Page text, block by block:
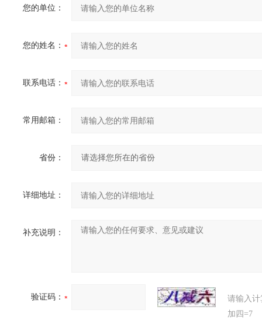
您的单位：
您的姓名：
联系电话：
常用邮箱：
省份：
详细地址：
补充说明：
验证码：
请输入
加四=7